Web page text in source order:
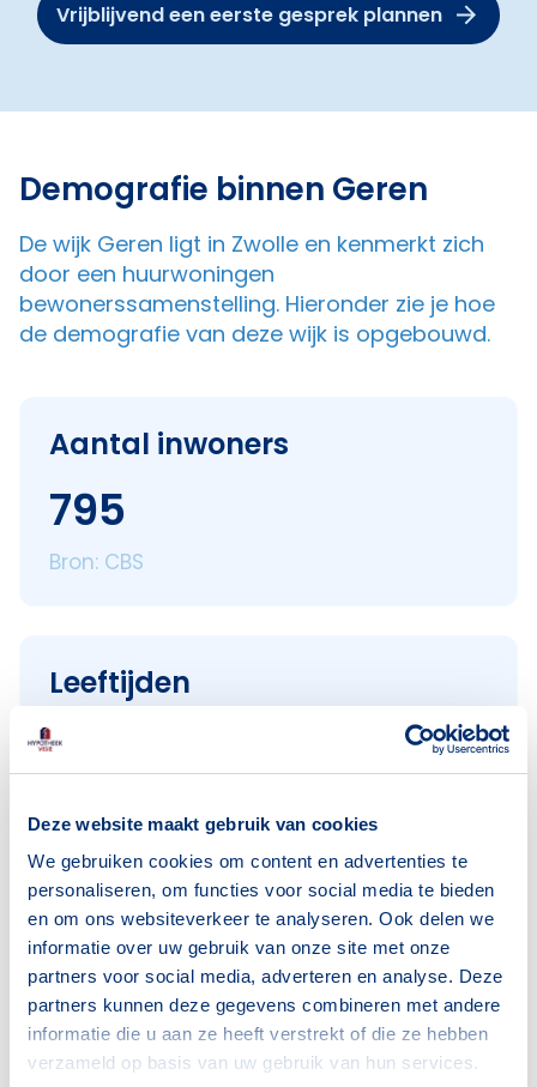
Deze website maakt gebruik van cookies
We gebruiken cookies om content en advertenties te
personaliseren, om functies voor social media te bieden
en om ons websiteverkeer te analyseren. Ook delen we
informatie over uw gebruik van onze site met onze
partners voor social media, adverteren en analyse. Deze
partners kunnen deze gegevens combineren met andere
informatie die u aan ze heeft verstrekt of die ze hebben
verzameld op basis van uw gebruik van hun services.
Vrijblijvend een eerste gesprek plannen
Demografie binnen Geren
De wijk Geren ligt in Zwolle en kenmerkt zich
door een huurwoningen
bewonerssamenstelling. Hieronder zie je hoe
de demografie van deze wijk is opgebouwd.
Aantal inwoners
795
Bron: CBS
Leeftijden
< 18 jaar
80
18–25 jaar
143
25–45 jaar
45–65 jaar
207
65+ jaar
87
Bron: CBS
Huishoudens